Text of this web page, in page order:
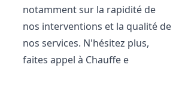
notamment sur la rapidité de
nos interventions et la qualité de
nos services. N'hésitez plus,
faites appel à Chauffe e